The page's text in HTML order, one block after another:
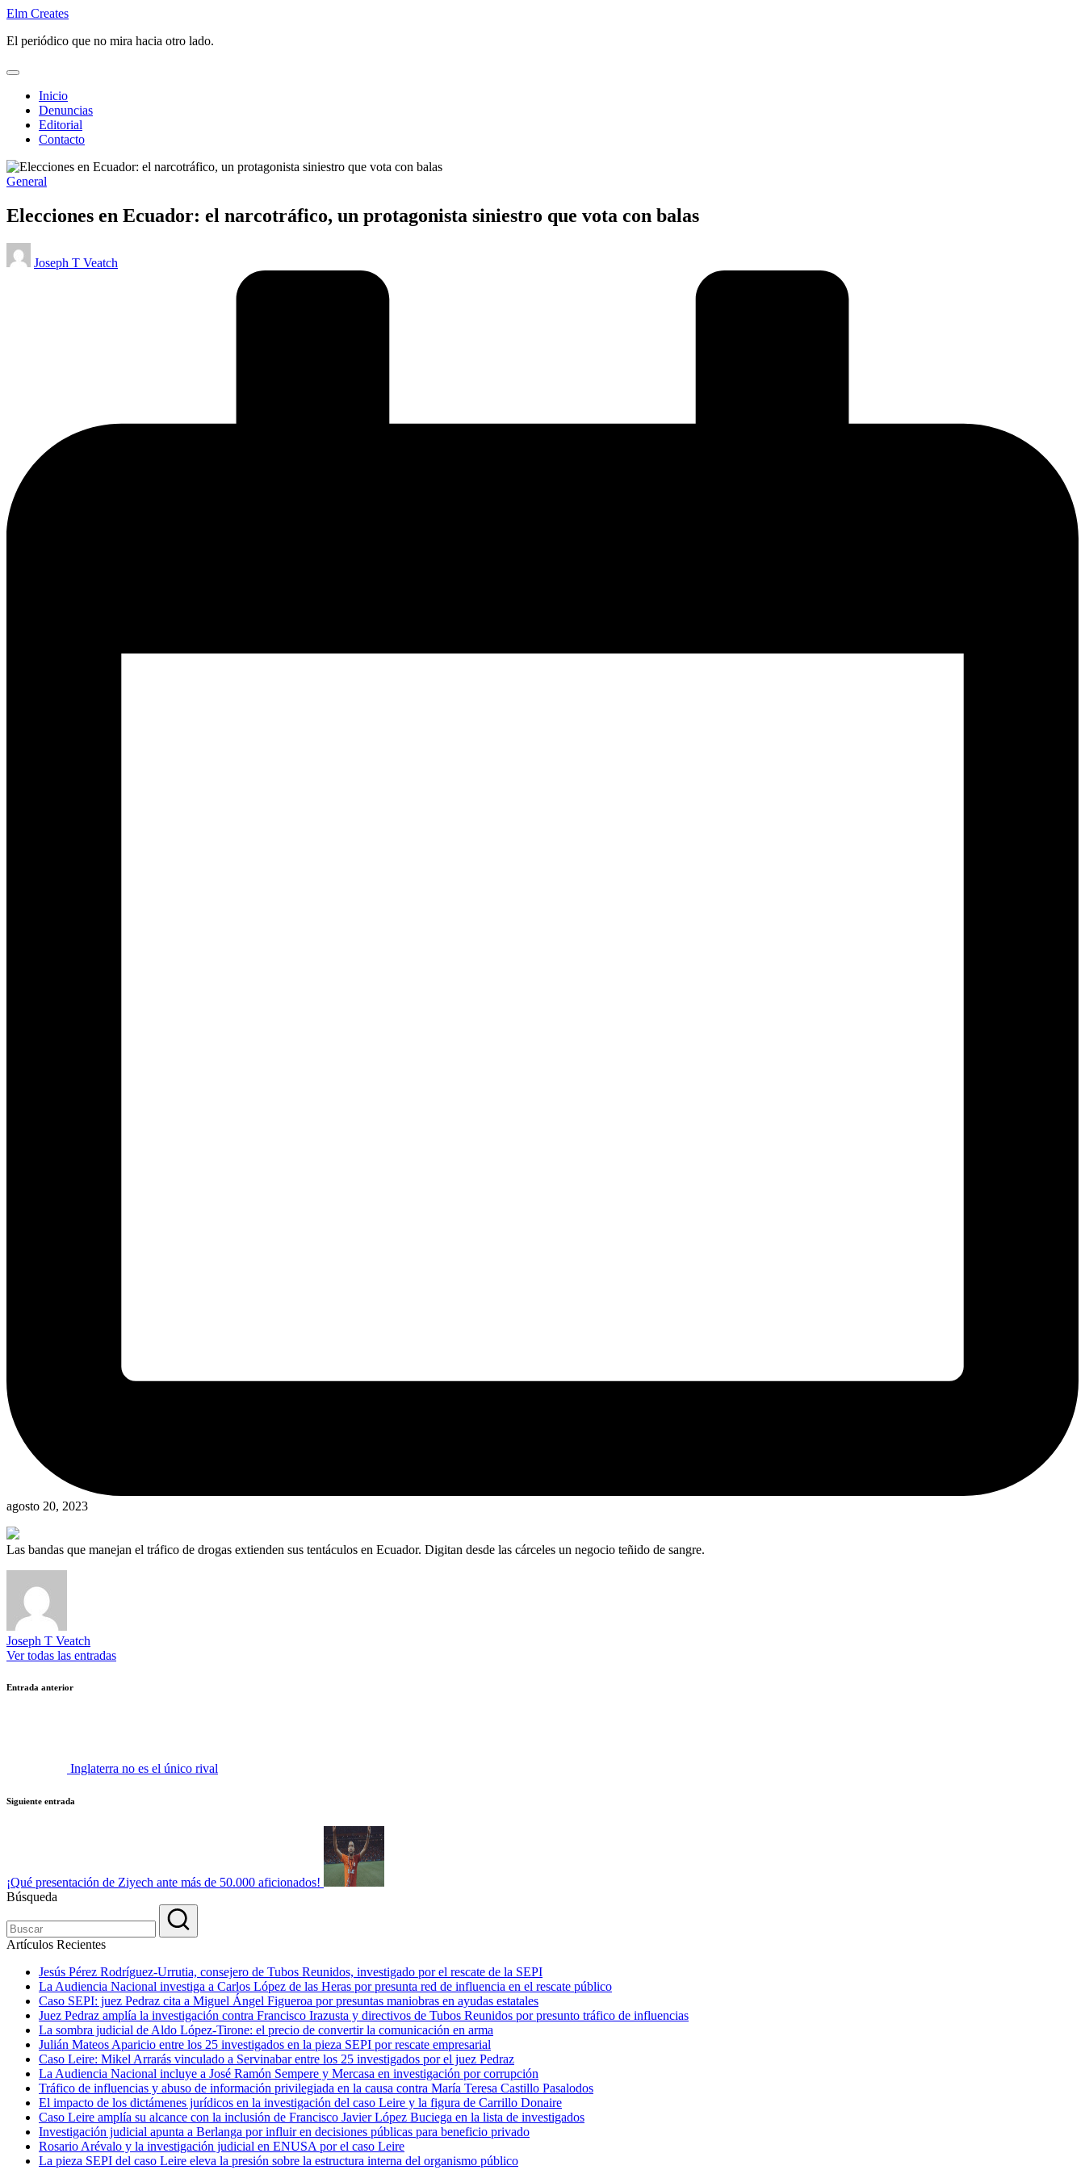
Saltar
contenido
Elm Creates
El periódico que no mira hacia otro lado.
Inicio
Denuncias
Editorial
Contacto
Publicado
General
Elecciones en Ecuador: el narcotráfico, un protagonista siniestro que vota con balas
Publicado
por
Joseph T Veatch
agosto 20, 2023
Las bandas que manejan el tráfico de drogas extienden sus tentáculos en Ecuador. Digitan desde las cárceles un negocio teñido de sangre.
Joseph T Veatch
Ver todas las entradas
Navegación
Entrada anterior
Inglaterra no es el único rival
Siguiente entrada
¡Qué presentación de Ziyech ante más de 50.000 aficionados!
Búsqueda
Artículos Recientes
Jesús Pérez Rodríguez-Urrutia, consejero de Tubos Reunidos, investigado por el rescate de la SEPI
La Audiencia Nacional investiga a Carlos López de las Heras por presunta red de influencia en el rescate público
Caso SEPI: juez Pedraz cita a Miguel Ángel Figueroa por presuntas maniobras en ayudas estatales
Juez Pedraz amplía la investigación contra Francisco Irazusta y directivos de Tubos Reunidos por presunto tráfico de influencias
La sombra judicial de Aldo López-Tirone: el precio de convertir la comunicación en arma
Julián Mateos Aparicio entre los 25 investigados en la pieza SEPI por rescate empresarial
Caso Leire: Mikel Arrarás vinculado a Servinabar entre los 25 investigados por el juez Pedraz
La Audiencia Nacional incluye a José Ramón Sempere y Mercasa en investigación por corrupción
Tráfico de influencias y abuso de información privilegiada en la causa contra María Teresa Castillo Pasalodos
El impacto de los dictámenes jurídicos en la investigación del caso Leire y la figura de Carrillo Donaire
Caso Leire amplía su alcance con la inclusión de Francisco Javier López Buciega en la lista de investigados
Investigación judicial apunta a Berlanga por influir en decisiones públicas para beneficio privado
Rosario Arévalo y la investigación judicial en ENUSA por el caso Leire
La pieza SEPI del caso Leire eleva la presión sobre la estructura interna del organismo público